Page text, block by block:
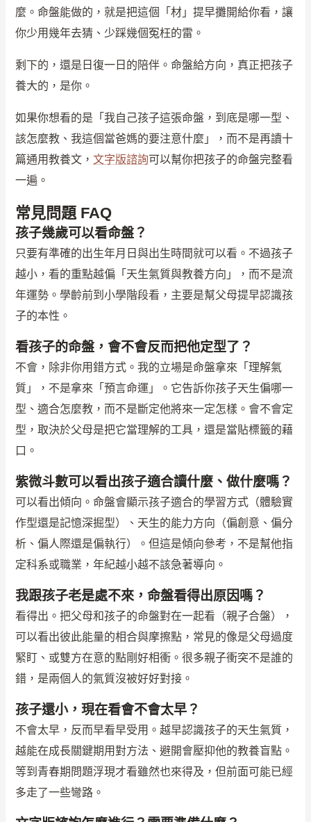
麼。命盤能做的，就是把這個「材」提早攤開給你看，讓
你少用幾年去猜、少踩幾個冤枉的雷。
剩下的，還是日復一日的陪伴。命盤給方向，真正把孩子
養大的，是你。
如果你想看的是「我自己孩子這張命盤，到底是哪一型、
該怎麼教、我這個當爸媽的要注意什麼」，而不是再讀十
篇通用教養文， 文字版諮詢可以幫你把孩子的命盤完整看
一遍。
常見問題 FAQ
孩子幾歲可以看命盤？
只要有準確的出生年月日與出生時間就可以看。不過孩子
越小，看的重點越偏「天生氣質與教養方向」，而不是流
年運勢。學齡前到小學階段看，主要是幫父母提早認識孩
子的本性。
看孩子的命盤，會不會反而把他定型了？
不會，除非你用錯方式。我的立場是命盤拿來「理解氣
質」，不是拿來「預言命運」。它告訴你孩子天生偏哪一
型、適合怎麼教，而不是斷定他將來一定怎樣。會不會定
型，取決於父母是把它當理解的工具，還是當貼標籤的藉
口。
紫微斗數可以看出孩子適合讀什麼、做什麼嗎？
可以看出傾向。命盤會顯示孩子適合的學習方式（體驗實
作型還是記憶深掘型）、天生的能力方向（偏創意、偏分
析、偏人際還是偏執行）。但這是傾向參考，不是幫他指
定科系或職業，年紀越小越不該急著導向。
我跟孩子老是處不來，命盤看得出原因嗎？
看得出。把父母和孩子的命盤對在一起看（親子合盤），
可以看出彼此能量的相合與摩擦點，常見的像是父母過度
緊盯、或雙方在意的點剛好相衝。很多親子衝突不是誰的
錯，是兩個人的氣質沒被好好對接。
孩子還小，現在看會不會太早？
不會太早，反而早看早受用。越早認識孩子的天生氣質，
越能在成長關鍵期用對方法、避開會壓抑他的教養盲點。
等到青春期問題浮現才看雖然也來得及，但前面可能已經
多走了一些彎路。